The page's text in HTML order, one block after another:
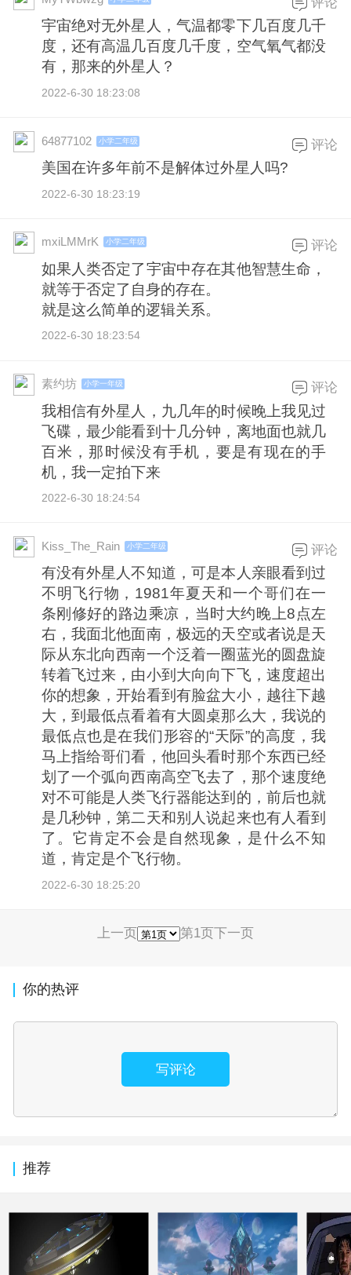
宇宙绝对无外星人，气温都零下几百度几千
度，还有高温几百度几千度，空气氧气都没
有，那来的外星人？
2022-6-30 18:23:08
64877102 小学二年级
美国在许多年前不是解体过外星人吗?
2022-6-30 18:23:19
评论
mxiLMMrK 小学二年级
如果人类否定了宇宙中存在其他智慧生命，
就等于否定了自身的存在。
就是这么简单的逻辑关系。
2022-6-30 18:23:54
评论
素约坊 小学一年级
我相信有外星人，九几年的时候晚上我见过
飞碟，最少能看到十几分钟，离地面也就几
百米，那时候没有手机，要是有现在的手
机，我一定拍下来
2022-6-30 18:24:54
评论
Kiss_The_Rain 小学二年级
有没有外星人不知道，可是本人亲眼看到过
不明飞行物，1981年夏天和一个哥们在一
条刚修好的路边乘凉，当时大约晚上8点左
右，我面北他面南，极远的天空或者说是天
际从东北向西南一个泛着一圈蓝光的圆盘旋
转着飞过来，由小到大向向下飞，速度超出
你的想象，开始看到有脸盆大小，越往下越
大，到最低点看着有大圆桌那么大，我说的
最低点也是在我们形容的“天际”的高度，我
马上指给哥们看，他回头看时那个东西已经
划了一个弧向西南高空飞去了，那个速度绝
对不可能是人类飞行器能达到的，前后也就
是几秒钟，第二天和别人说起来也有人看到
了。它肯定不会是自然现象，是什么不知
道，肯定是个飞行物。
2022-6-30 18:25:20
评论
上一页 第1页下一页
你的热评
写评论
推荐